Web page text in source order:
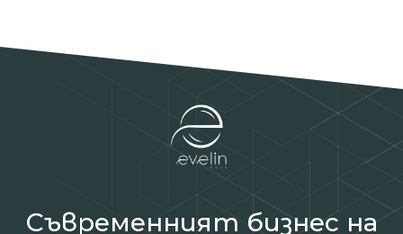
Съвременният бизнес на